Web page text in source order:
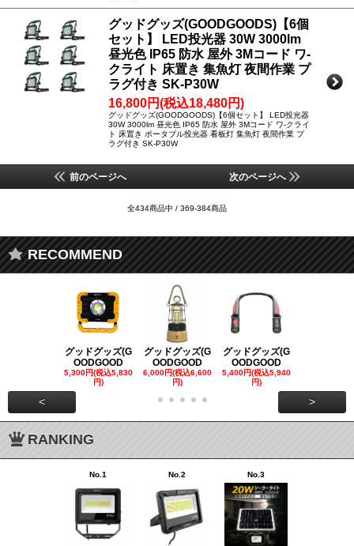
グッドグッズ(GOODGOODS)【6個
セット】 LED投光器 30W 3000lm
昼光色 IP65 防水 屋外 3Mコード ワ-
クライト 床置き 集魚灯 夜間作業 プ
ラグ付き SK-P30W
16,800円(税込18,480円)
グッドグッズ(GOODGOODS)【6個セット】 LED投光器
30W 3000lm 昼光色 IP65 防水 屋外 3Mコード ワ-クライ
ト 床置き ポータブル投光器 看板灯 集魚灯 夜間作業 プ
ラグ付き SK-P30W
前のページへ 次のページへ
全434商品中 / 369-384商品
RECOMMEND
グッドグッズ(G
OODGOOD
5,300円(税込5,830
円)
グッドグッズ(G
OODGOOD
6,000円(税込6,600
円)
グッドグッズ(G
OODGOOD
5,400円(税込5,940
円)
< >
RANKING
No.1 No.2 No.3